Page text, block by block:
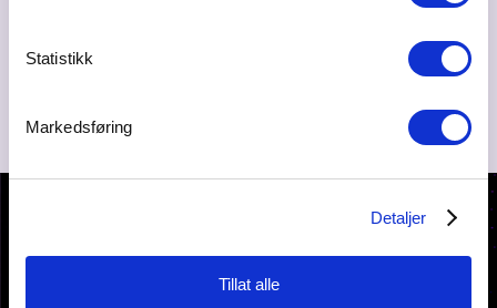
Statistikk
Markedsføring
Detaljer
Tillat alle